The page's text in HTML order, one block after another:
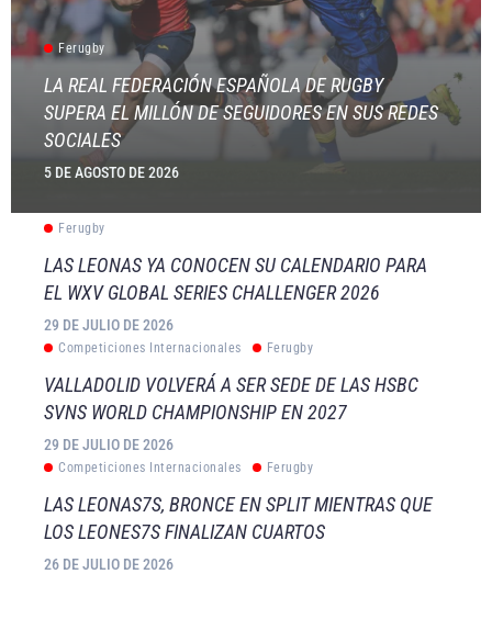
Ferugby
LA REAL FEDERACIÓN ESPAÑOLA DE RUGBY
SUPERA EL MILLÓN DE SEGUIDORES EN SUS REDES
SOCIALES
5 DE AGOSTO DE 2026
Ferugby
LAS LEONAS YA CONOCEN SU CALENDARIO PARA
EL WXV GLOBAL SERIES CHALLENGER 2026
29 DE JULIO DE 2026
Competiciones Internacionales Ferugby
VALLADOLID VOLVERÁ A SER SEDE DE LAS HSBC
SVNS WORLD CHAMPIONSHIP EN 2027
29 DE JULIO DE 2026
Competiciones Internacionales Ferugby
LAS LEONAS7S, BRONCE EN SPLIT MIENTRAS QUE
LOS LEONES7S FINALIZAN CUARTOS
26 DE JULIO DE 2026